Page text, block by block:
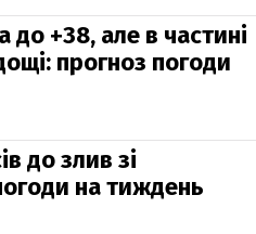
до +38, але в частині
прогноз погоди
до злив зі
на тиждень